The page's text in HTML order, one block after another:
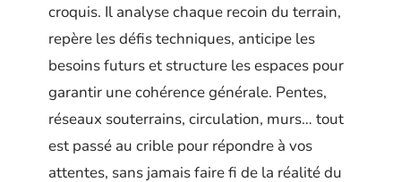
croquis. Il analyse chaque recoin du terrain,
repère les défis techniques, anticipe les
besoins futurs et structure les espaces pour
garantir une cohérence générale. Pentes,
réseaux souterrains, circulation, murs… tout
est passé au crible pour répondre à vos
attentes, sans jamais faire fi de la réalité du